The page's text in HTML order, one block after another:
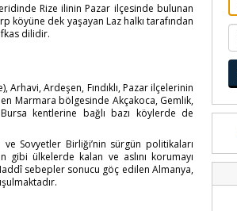
Rize ilinin Pazar ilçesinde bulunan
köyüne dek yaşayan Laz halkı tarafından
dilidir.
Arhavi, Ardeşen, Fındıklı, Pazar ilçelerinin
Marmara bölgesinde Akçakoca, Gemlik,
kentlerine bağlı bazı köylerde de
ve Sovyetler Birliği’nin sürgün politikaları
gibi ülkelerde kalan ve aslını korumayı
sebepler sonucu göç edilen Almanya,